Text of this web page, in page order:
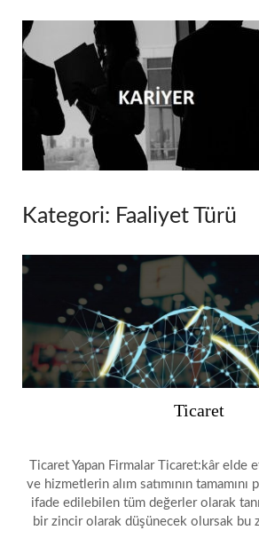
Kategori: Faaliyet Türü
Ticaret
Ticaret Yapan Firmalar Ticaret:kâr elde
ve hizmetlerin alım satımının
ifade edilebilen tüm değerler olarak
bir zincir olarak düşünecek olursak bu